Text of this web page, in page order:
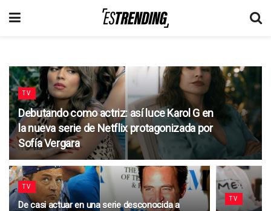
TV
Debutando como actriz: así luce Karol G en
la nueva serie de Netflix protagonizada por
Sofía Vergara
TV
De casi actuar en una serie desconocida a
TV